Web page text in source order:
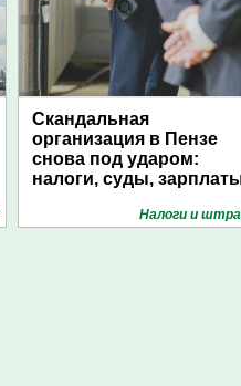
Скандальная
организация в Пензе
снова под ударом:
налоги, суды,
Налоги и